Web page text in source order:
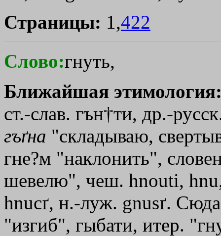
Страницы: 1,422
Слово:гнуть,
Ближайшая
ст.-слав. гън†ти, др.-
гъґна "складываю,
гне?м "наклонить",
шевелю", чеш. hnouti,
hnucґ, н.-луж. gnusґ.
"изгиб", гыбати, итер.